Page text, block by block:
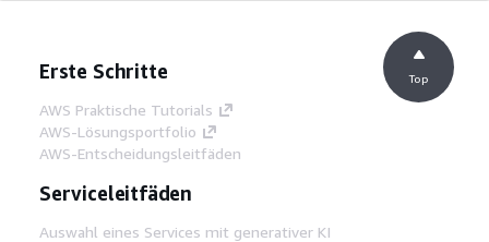
Erste Schritte
AWS Praktische Tutorials
AWS-Lösungsportfolio
AWS-Entscheidungsleitfäden
Serviceleitfäden
Auswahl eines Services mit generativer KI
Top